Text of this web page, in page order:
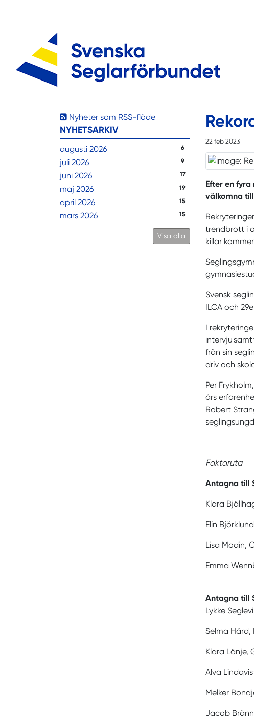
Nyheter som RSS-flöde
NYHETSARKIV
augusti 2026 6
juli 2026 9
juni 2026 17
maj 2026 19
april 2026 15
mars 2026 15
Visa alla
22 feb 2023
Efter en
välkomna
trendbrott i
killar
Svensk
ILCA och
I
intervju
från sin
driv och
Per
års
Robert
Faktaruta
Antagna till
Klara
Elin
Lisa Modin,
Emma
Antagna till
Lykke
Selma Hård,
Klara Länje,
Alva
Melker
Jacob